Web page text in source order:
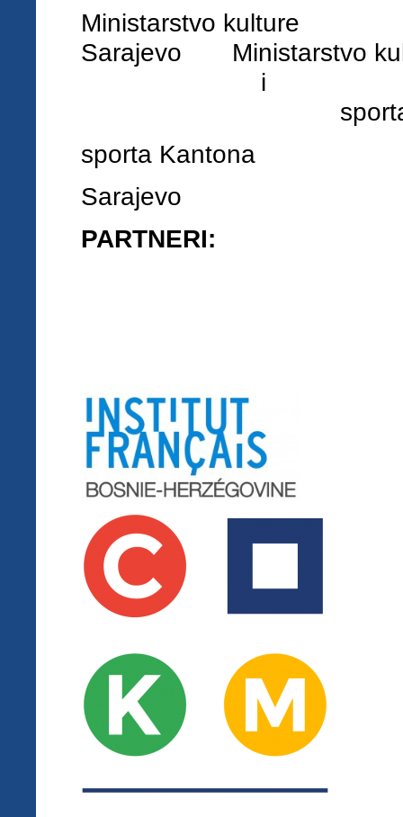
Ministarstvo
Sarajevo
sporta
sporta Kantona
Sarajevo
PARTNERI: